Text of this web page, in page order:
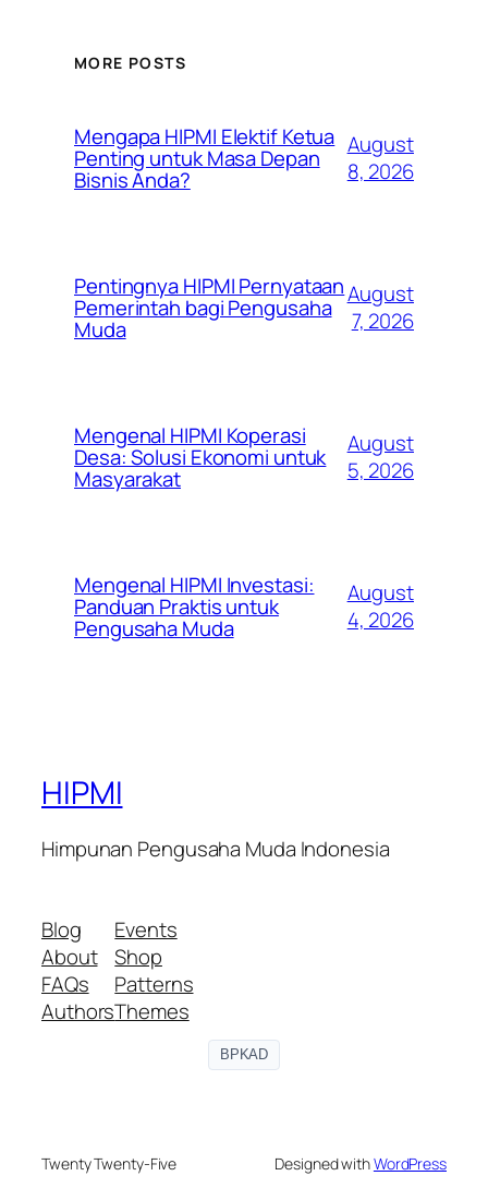
MORE POSTS
Mengapa HIPMI Elektif Ketua
Penting untuk Masa Depan
Bisnis Anda?
August
8, 2026
Pentingnya HIPMI Pernyataan
Pemerintah bagi Pengusaha
Muda
August
7, 2026
Mengenal HIPMI Koperasi
Desa: Solusi Ekonomi untuk
Masyarakat
August
5, 2026
Mengenal HIPMI Investasi:
Panduan Praktis untuk
Pengusaha Muda
August
4, 2026
HIPMI
Himpunan Pengusaha Muda Indonesia
Blog
About
FAQs
Authors
Events
Shop
Patterns
Themes
BPKAD
Twenty Twenty-Five Designed withWordPress